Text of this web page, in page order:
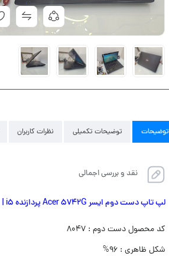
توضیحات توضیحات تکمیلی نظرات کاربران
نقد و بررسی اجمالی
لپ تاپ دست دوم ایسر Acer 5742G پردازنده i5 |
کد محصول دست دوم : ۸۰۴۷
شکل ظاهری : ۹۶%